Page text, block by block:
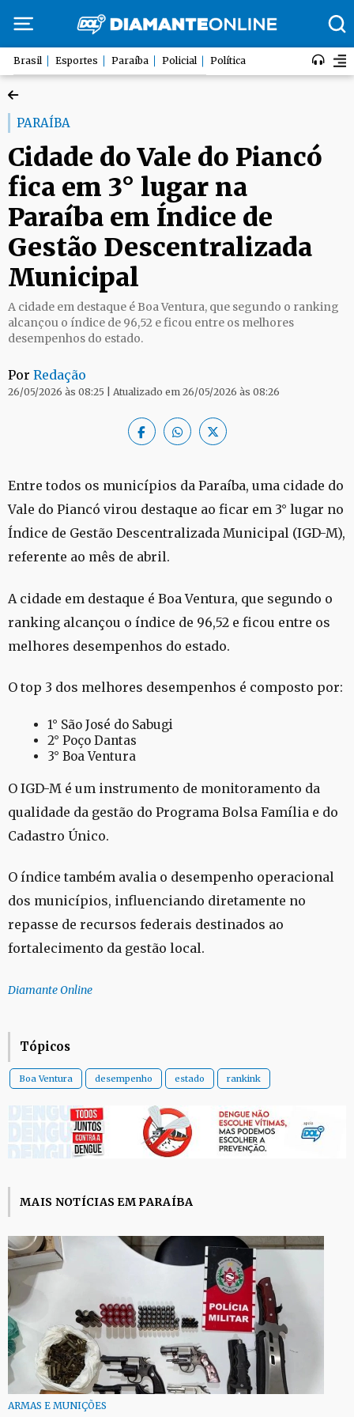
Brasil Esportes Paraíba Policial Política
PARAÍBA
Cidade do Vale do Piancó
fica em 3° lugar na
Paraíba em Índice de
Gestão Descentralizada
Municipal
A cidade em destaque é Boa Ventura, que segundo o ranking
alcançou o índice de 96,52 e ficou entre os melhores
desempenhos do estado.
Por Redação
26/05/2026 às 08:25 | Atualizado em 26/05/2026 às 08:26
Entre todos os municípios da Paraíba, uma cidade do
Vale do Piancó virou destaque ao ficar em 3° lugar no
Índice de Gestão Descentralizada Municipal (IGD-M),
referente ao mês de abril.
A cidade em destaque é Boa Ventura, que segundo o
ranking alcançou o índice de 96,52 e ficou entre os
melhores desempenhos do estado.
O top 3 dos melhores desempenhos é composto por:
1° São José do Sabugi
2° Poço Dantas
3° Boa Ventura
O IGD-M é um instrumento de monitoramento da
qualidade da gestão do Programa Bolsa Família e do
Cadastro Único.
O índice também avalia o desempenho operacional
dos municípios, influenciando diretamente no
repasse de recursos federais destinados ao
fortalecimento da gestão local.
Diamante Online
Tópicos
Boa Ventura desempenho estado rankink
MAIS NOTÍCIAS EM PARAÍBA
ARMAS E MUNIÇÕES